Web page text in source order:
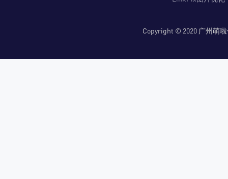
Copyright © 2020 广州萌